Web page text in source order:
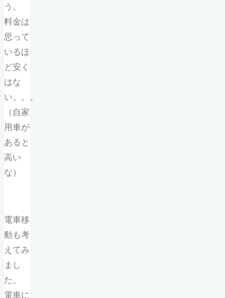
う。
料金は
思って
いるほ
ど安く
はな
い。。。
（自家
用車が
あると
高い
な）
電車移
動も考
えてみ
まし
た。
電車に